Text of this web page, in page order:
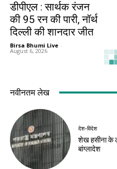
डीपीएल : सार्थक रंजन
की 95 रन की पारी, नॉर्थ
दिल्ली की शानदार जीत
Birsa Bhumi Live -
August 6, 2026
देश-विदेश
धरती माता की सेवा का
संकल्प, प्रधानमंत्री मोदी